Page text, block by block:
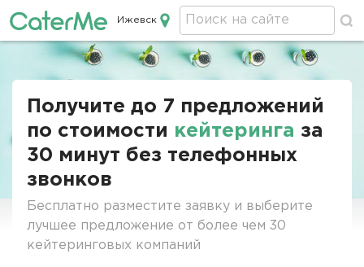
Кейтеринг в Ижевске
Ижевск
Получите до 7 предложений
по стоимости кейтеринга за
30 минут без телефонных
звонков
Бесплатно разместите заявку и выберите
лучшее предложение от более чем 30
кейтеринговых компаний